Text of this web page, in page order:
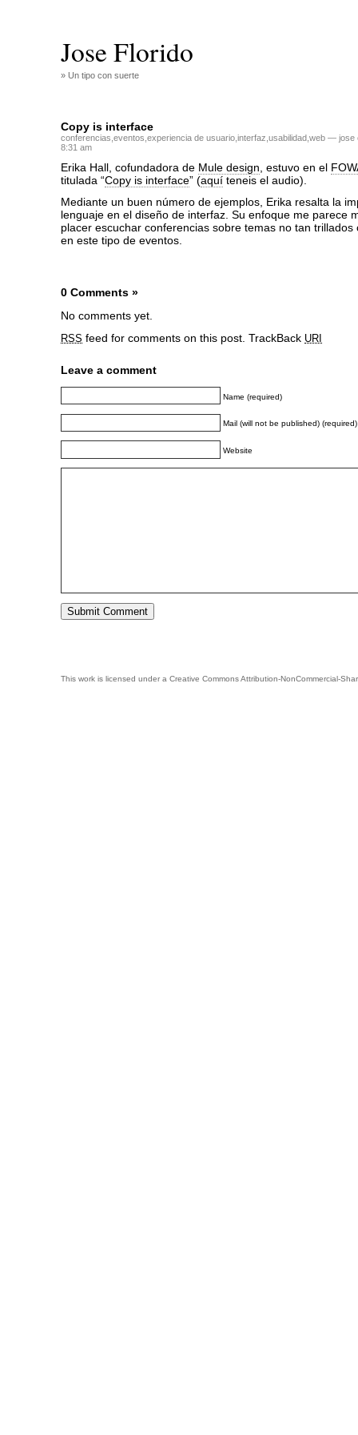
Jose Florido
» Un tipo con suerte
Copy is interface
conferencias eventos experiencia de usuario interfaz usabilidad web — jose
8:31 am
Erika Hall, cofundadora de Mule design , estuvo en el
titulada “Copy is interface” (aquí teneis el audio).
Mediante un buen número de ejemplos, Erika resalta la
lenguaje en el diseño de interfaz. Su enfoque me parece
placer escuchar conferencias sobre temas no tan trillados
en este tipo de eventos.
0 Comments »
No comments yet.
RSS feed for comments on this post. TrackBack URI
Leave a comment
Name (required)
Mail (will not be published) (required)
Website
This work is licensed under a Creative Commons Attribution-NonCommercial-